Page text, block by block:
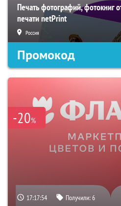
Печать фотографий, фотокниг
печати netPrint
Россия
Промокод
-20%
17:17:53 Получили:6